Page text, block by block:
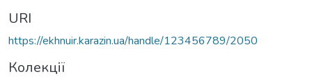
URI
https://ekhnuir.karazin.ua/handle/123456789/2050
Колекції